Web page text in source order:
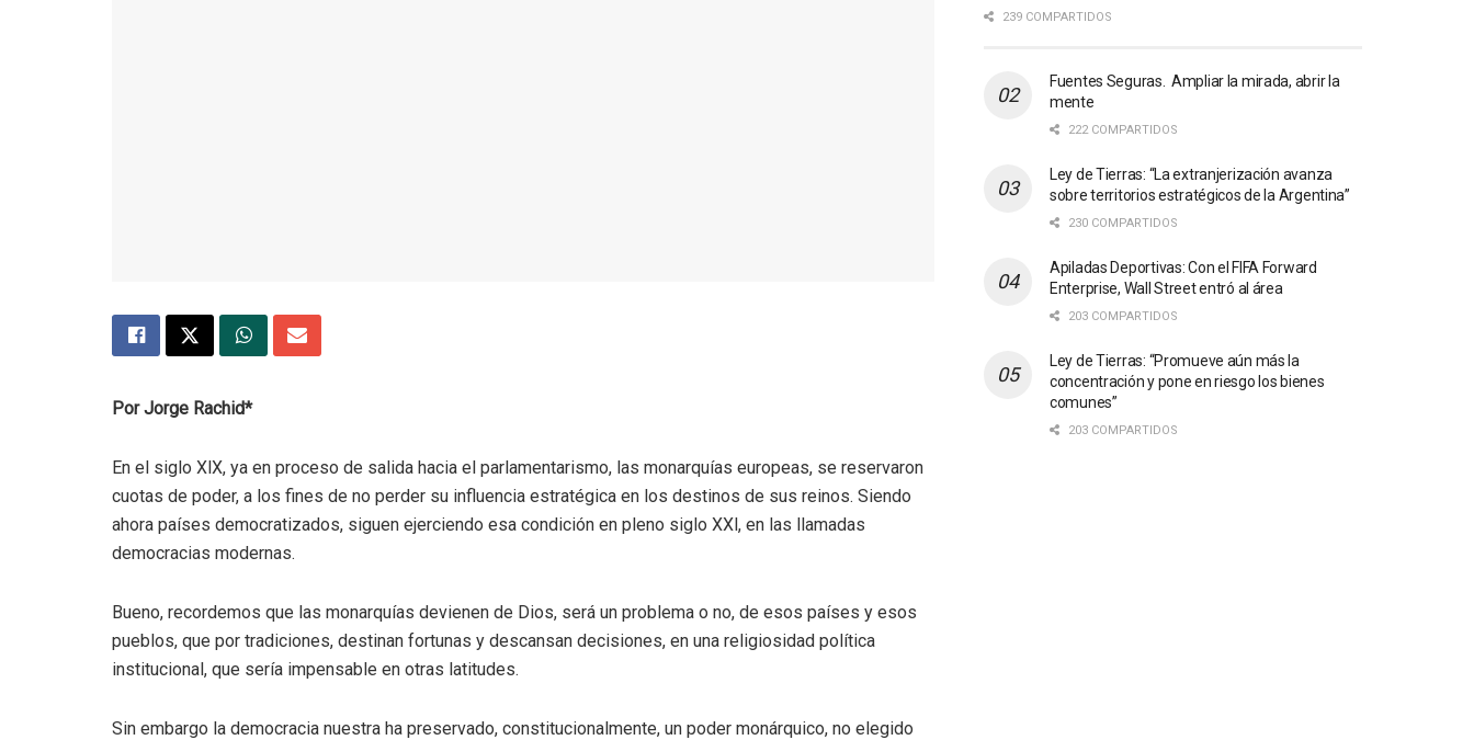
Por Jorge Rachid*
En el siglo XlX, ya en proceso de salida hacia el parlamentarismo, las monarquías europeas, se reservaron
cuotas de poder, a los fines de no perder su influencia estratégica en los destinos de sus reinos. Siendo
ahora países democratizados, siguen ejerciendo esa condición en pleno siglo XXl, en las llamadas
democracias modernas.
Bueno, recordemos que las monarquías devienen de Dios, será un problema o no, de esos países y esos
pueblos, que por tradiciones, destinan fortunas y descansan decisiones, en una religiosidad política
institucional, que sería impensable en otras latitudes.
Sin embargo la democracia nuestra ha preservado, constitucionalmente, un poder monárquico, no elegido
239 COMPARTIDOS
Fuentes Seguras. Ampliar la mirada, abrir la
mente
222 COMPARTIDOS
Ley de Tierras: “La extranjerización avanza
sobre territorios estratégicos de la Argentina”
230 COMPARTIDOS
Apiladas Deportivas: Con el FIFA Forward
Enterprise, Wall Street entró al área
203 COMPARTIDOS
Ley de Tierras: “Promueve aún más la
concentración y pone en riesgo los bienes
comunes”
203 COMPARTIDOS